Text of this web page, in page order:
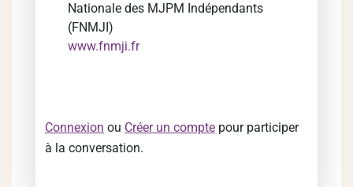
Nationale des MJPM Indépendants
(FNMJI)
www.fnmji.fr
Connexion ou Créer un compte pour participer
à la conversation.